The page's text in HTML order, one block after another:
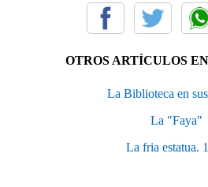
OTROS ARTÍCULOS
La Biblioteca en
La "Faya"
La fria estatua.